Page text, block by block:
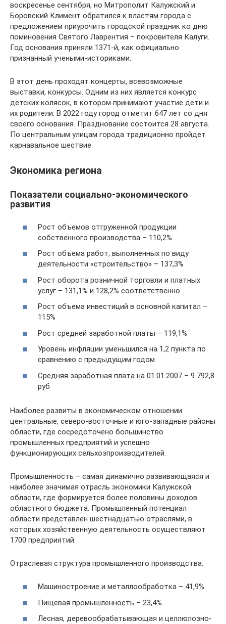
воскресенье сентября, но Митрополит Калужский и
Боровский Климент обратился к властям города с
предложением приурочить городской праздник ко дню
поминовения Святого Лаврентия – покровителя Калуги.
Год основания приняли 1371-й, как официально
признанный учеными-историками.
В этот день проходят концерты, всевозможные
выставки, конкурсы. Одним из них является конкурс
детских колясок, в котором принимают участие дети и
их родители. В 2022 году город отметит 647 лет со дня
своего основания. Празднование состоится 28 августа.
По центральным улицам города традиционно пройдет
карнавальное шествие.
Экономика региона
Показатели социально-экономического
развития
Рост объемов отгруженной продукции
собственного производства – 110,2%
Рост объема работ, выполненных по виду
деятельности «строительство» – 137,3%
Рост оборота розничной торговли и платных
услуг – 131,1% и 128,2% соответственно
Рост объема инвестиций в основной капитал –
115%
Рост средней заработной платы – 119,1%
Уровень инфляции уменьшился на 1,2 пункта по
сравнению с предыдущим годом
Средняя заработная плата на 01.01.2007 – 9 792,8
руб
Наиболее развиты в экономическом отношении
центральные, северо-восточные и юго-западные районы
области, где сосредоточено большинство
промышленных предприятий и успешно
функционирующих сельхозпроизводителей.
Промышленность – самая динамично развивающаяся и
наиболее значимая отрасль экономики Калужской
области, где формируется более половины доходов
областного бюджета. Промышленный потенциал
области представлен шестнадцатью отраслями, в
которых хозяйственную деятельность осуществляют
1700 предприятий.
Отраслевая структура промышленного производства:
Машиностроение и металлообработка – 41,9%
Пищевая промышленность – 23,4%
Лесная, деревообрабатывающая и целлюлозно-